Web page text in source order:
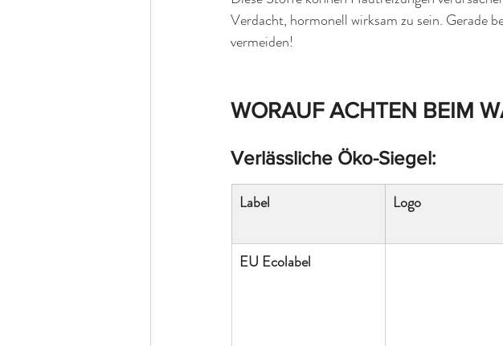
Verdacht, hormonell wirksam zu sein. Gerade
vermeiden!
WORAUF ACHTEN BEIM
Verlässliche Öko-Siegel:
Label Logo
EU Ecolabel